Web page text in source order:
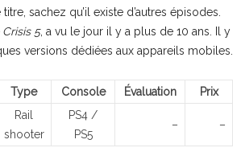
sachez qu’il existe d’autres épisodes.
Crisis 5, a vu le jour il y a plus de 10 ans. Il y
versions dédiées aux appareils mobiles.
Type Console Évaluation Prix
Rail
shooter
PS4 /
PS5
– –